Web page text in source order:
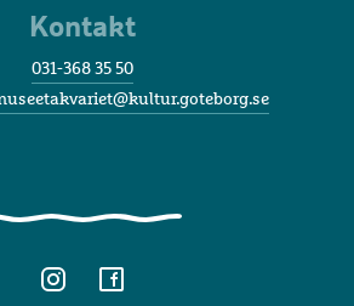
Kontakt
031-368 35 50